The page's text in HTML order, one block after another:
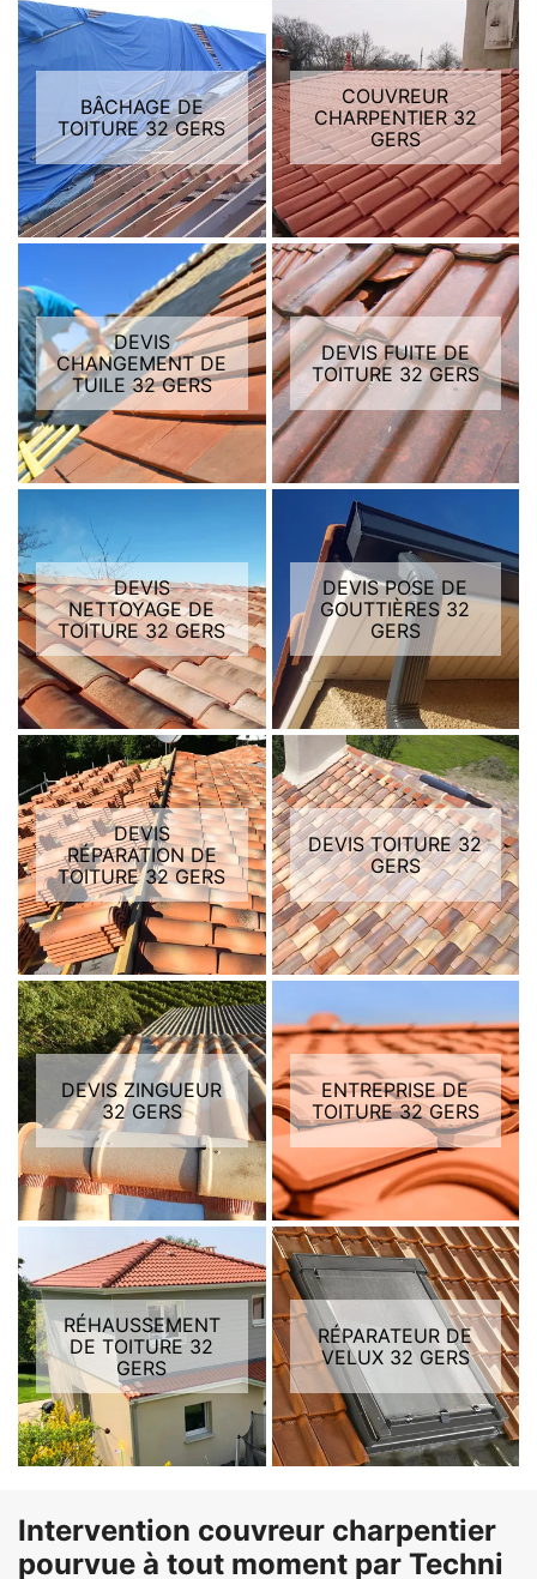
BÂCHAGE DE
TOITURE 32 GERS
COUVREUR
CHARPENTIER 32
GERS
DEVIS
CHANGEMENT DE
TUILE 32 GERS
DEVIS FUITE DE
TOITURE 32 GERS
DEVIS
NETTOYAGE DE
TOITURE 32 GERS
DEVIS POSE DE
GOUTTIÈRES 32
GERS
DEVIS
RÉPARATION DE
TOITURE 32 GERS
DEVIS TOITURE 32
GERS
DEVIS ZINGUEUR
32 GERS
ENTREPRISE DE
TOITURE 32 GERS
RÉHAUSSEMENT
DE TOITURE 32
GERS
RÉPARATEUR DE
VELUX 32 GERS
Intervention couvreur charpentier
pourvue à tout moment par Techni